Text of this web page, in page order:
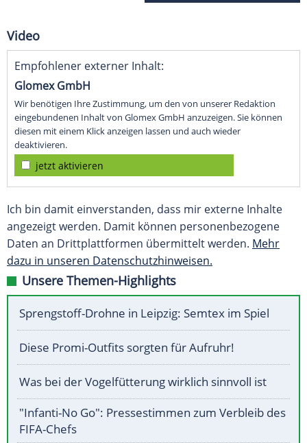
Video
Empfohlener externer Inhalt:
Glomex GmbH
Wir benötigen Ihre Zustimmung, um den von unserer Redaktion
eingebundenen Inhalt von Glomex GmbH anzuzeigen. Sie können
diesen mit einem Klick anzeigen lassen und auch wieder
deaktivieren.
jetzt aktivieren
Ich bin damit einverstanden, dass mir externe Inhalte
angezeigt werden. Damit können personenbezogene
Daten an Drittplattformen übermittelt werden. Mehr
dazu in unseren Datenschutzhinweisen.
Unsere Themen-Highlights
Sprengstoff-Drohne in Leipzig: Semtex im Spiel
Diese Promi-Outfits sorgten für Aufruhr!
Was bei der Vogelfütterung wirklich sinnvoll ist
"Infanti-No Go": Pressestimmen zum Verbleib des
FIFA-Chefs